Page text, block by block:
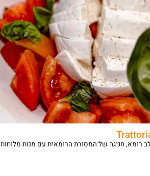
רומא, חגיגה של המסורת הרומאית עם מנות מלוחות